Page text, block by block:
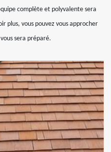
complète et polyvalente sera
plus, vous pouvez vous approcher
sera préparé.